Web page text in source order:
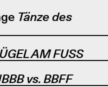
Tänze des
AM FUSS
vs. BBFF